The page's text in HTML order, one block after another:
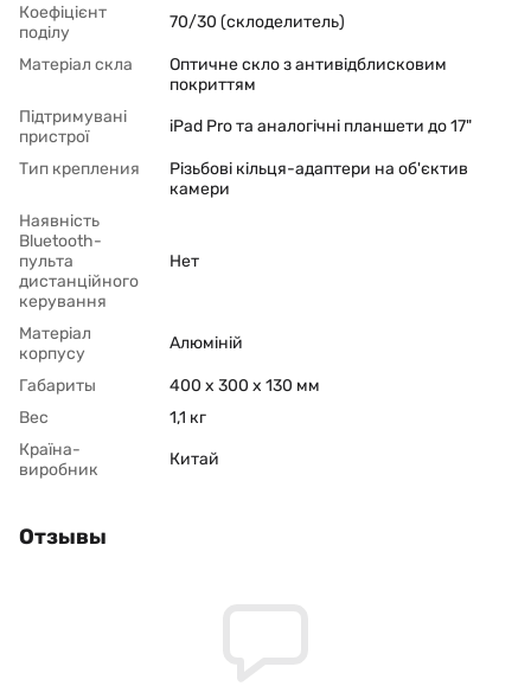
Коефіцієнт
поділу
70/30 (склоделитель)
Матеріал скла
Оптичне скло з антивідблисковим
покриттям
Підтримувані
пристрої
iPad Pro та аналогічні планшети до 17"
Тип крепления
Різьбові кільця-адаптери на об'єктив
камери
Наявність
Bluetooth-
пульта
дистанційного
керування
Нет
Матеріал
корпусу
Алюміній
Габариты
400 x 300 x 130 мм
Вес
1,1 кг
Країна-
виробник
Китай
Отзывы